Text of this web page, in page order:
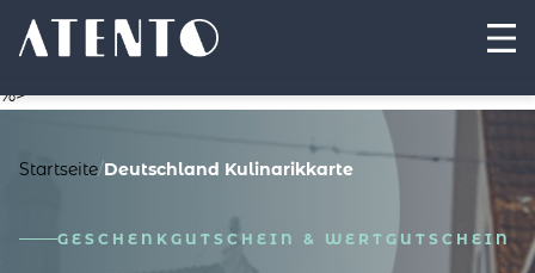
%>
Startseite/Deutschland Kulinarikkarte
GESCHENKGUTSCHEIN & WERTGUTSCHEIN